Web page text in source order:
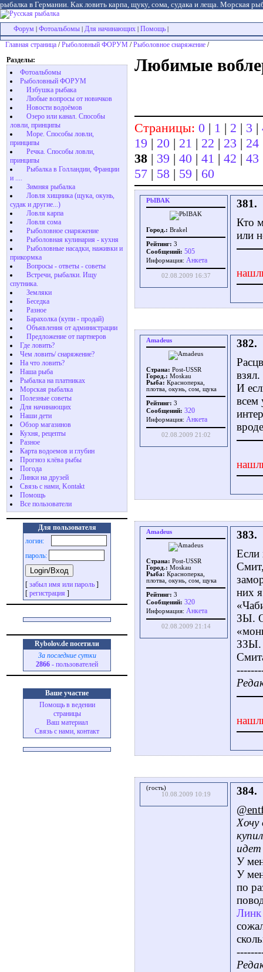
рыбалка в Германии. Как ловить карпа, щуку, сома, судака и леща. Морская
Форум Фотоальбомы Для начинающих Помощь
Главная страница /Рыболовный ФОРУМ /Рыболовное снаряжение /
Разделы:
Фотоальбомы
Рыболовный ФОРУМ
Избушка рыбака
Любые вопросы от новичков
Новости водоёмов
Озеро или канал. Способы
ловли, принципы
Море. Способы ловли,
принципы
Речка. Способы ловли,
принципы
Рыбалка в Голландии, Франции
и ....
Зимняя рыбалка
Ловля хищника (щука, окунь,
судак и другие...)
Ловля карпа
Ловля сома
Рыболовное снаряжение
Рыболовная кулинария - кухня
Рыболовные насадки, наживки и
прикормка
Вопросы - ответы - советы
Встречи, рыбалки. Ищу
спутника.
Земляки
Беседка
Разное
Барахолка (купи - продай)
Объявления от администрации
Предложение от партнеров
Где ловить?
Чем ловить/ снаряжение?
На что ловить?
Наша рыба
Рыбалка на платниках
Морская рыбалка
Полезные советы
Для начинающих
Наши дети
Обзор магазинов
Кухня, рецепты
Разное
Карта водоемов и глубин
Прогноз клёва рыбы
Погода
Линки на друзей
Связь с нами, Kontakt
Помощь
Все пользователи
Для пользователя
логин:
пароль:
[ забыл имя или пароль ]
[ регистрация ]
Rybolov.de посетили
За последние сутки
2866 - пользователей
Ваше участие
Помощь в ведении
страницы
Ваш материал
Связь с нами, контакт
Любимые
Страницы: 0 | 1 | 2 | 3 |
19 | 20 | 21 | 22 | 23 | 24
38 | 39 | 40 | 41 | 42 | 43
57 | 58 | 59 | 60
PbIBAK
Город.: Brakel
Рейтинг: 3
Сообщений: 505
Информация: Aнкета
02.08.2009 16:37
381.
Кто
или
Amadeus
Страна: Post-USSR
Город.: Moskau
Рыба: Красноперка,
плотва, окунь, сом, щука
Рейтинг: 3
Сообщений: 320
Информация: Aнкета
02.08.2009 21:02
382.
взял.
И
всем
Amadeus
Страна: Post-USSR
Город.: Moskau
Рыба: Красноперка,
плотва, окунь, сом, щука
Рейтинг: 3
Сообщений: 320
Информация: Aнкета
02.08.2009 21:14
383.
Если
них
ЗЫ.
ЗЗЫ.
(гость)
10.08.2009 10:19
384.
Хочу
идет
У
У
по
Линк